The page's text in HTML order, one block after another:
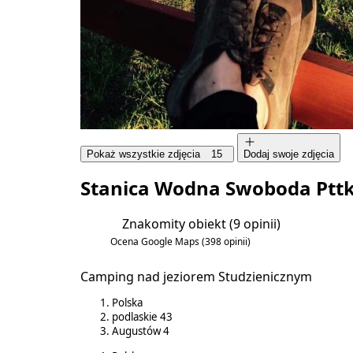
Pokaż wszystkie zdjęcia 15 Dodaj swoje zdjęcia
Stanica Wodna Swoboda
Znakomity obiekt(9 opinii)
Ocena Google Maps(398 opinii)
Camping nad jeziorem Studzienicznym
Polska
podlaskie 43
Augustów4